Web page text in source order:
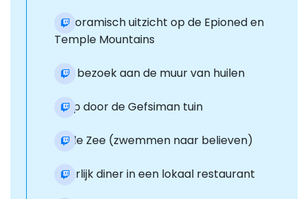
Panoramisch uitzicht op de Epioned en
Temple Mountains
Een bezoek aan de muur van huilen
Loop door de Gefsiman tuin
Dode Zee (zwemmen naar believen)
Heerlijk diner in een lokaal restaurant